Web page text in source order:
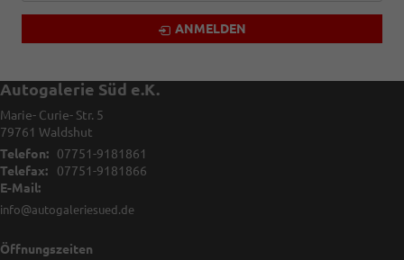
ANMELDEN
Autogalerie Süd e.K.
Marie- Curie- Str. 5
79761 Waldshut
Telefon:
07751-9181861
Telefax:
07751-9181866
E-Mail:
info@autogaleriesued.de
Öffnungszeiten